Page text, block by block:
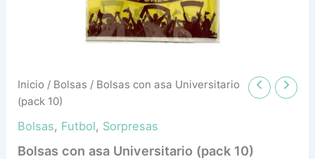
Inicio / Bolsas / Bolsas con asa Universitario
(pack 10)
Bolsas, Futbol, Sorpresas
Bolsas con asa Universitario (pack 10)